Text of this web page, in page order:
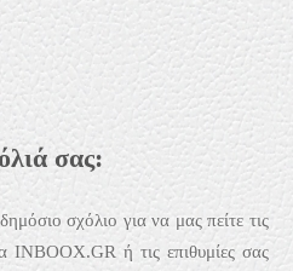
σας:
σχόλιο για να μας πείτε τις
INBOOX.GR ή τις επιθυμίες σας